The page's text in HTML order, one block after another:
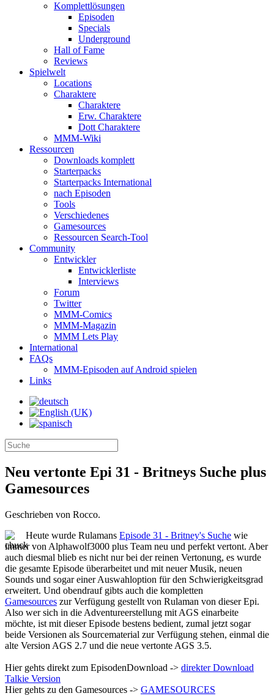
Komplettlösungen
Episoden
Specials
Underground
Hall of Fame
Reviews
Spielwelt
Locations
Charaktere
Charaktere
Erw. Charaktere
Dott Charaktere
MMM-Wiki
Ressourcen
Downloads komplett
Starterpacks
Starterpacks International
nach Episoden
Tools
Verschiedenes
Gamesources
Ressourcen Search-Tool
Community
Entwickler
Entwicklerliste
Interviews
Forum
Twitter
MMM-Comics
MMM-Magazin
MMM Lets Play
International
FAQs
MMM-Episoden auf Android spielen
Links
Neu vertonte Epi 31 - Britneys Suche plus
Gamesources
Geschrieben von Rocco.
Heute wurde Rulamans Episode 31 - Britney's Suche wie
immer von Alphawolf3000 plus Team neu und perfekt vertont. Aber
auch diesmal blieb es nicht nur bei der reinen Vertonung, es wurde
die gesamte Episode überarbeitet und mit neuer Musik, neuen
Sounds und sogar einer Auswahloption für den Schwierigkeitsgrad
erweitert. Und obendrauf gibts auch die kompletten
Gamesources zur Verfügung gestellt von Rulaman von dieser Epi.
Also wer sich in die Adventureerstellung mit AGS einarbeite
möchte, ist mit dieser Episode bestens bedient, zumal jetzt sogar
beide Versionen als Sourcematerial zur Verfügung stehen, einmal die
alte Version AGS 2.7 und die neue vertonte AGS 3.5.
Hier gehts direkt zum EpisodenDownload -> direkter Download
Talkie Version
Hier gehts zu den Gamesources -> GAMESOURCES